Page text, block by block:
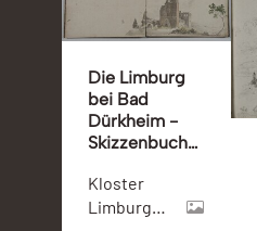
Die Limburg
bei Bad
Dürkheim -
Skizzenbuch
(Doppelseite)
Kloster
Limburg